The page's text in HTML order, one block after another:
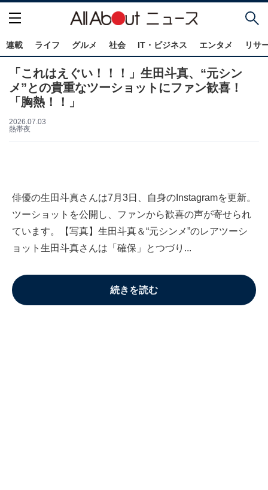
連載 ライフ グルメ 社会 IT・ビジネス エンタメ リサ
「これはえぐい！！！」生田斗真、“元シン
メ”との貴重なツーショットにファン歓喜！
「胸熱！！」
2026.07.03
熱帯夜
俳優の生田斗真さんは7月3日、自身のInstagramを更新。
ツーショットを公開し、ファンから歓喜の声が寄せられ
ています。【写真】生田斗真＆“元シンメ”のレアツーシ
ョット生田斗真さんは「確保」とつづり...
続きを読む